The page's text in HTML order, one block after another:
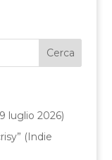
luglio 2026)
(Indie